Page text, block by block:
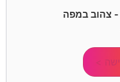
- צהוב במפה
>